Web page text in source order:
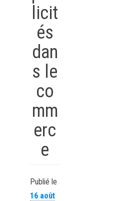
licit
és
dan
s le
co
mm
erc
e
Publié le
16 août